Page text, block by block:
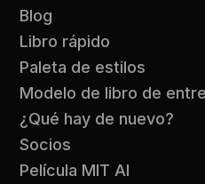
Blog
Libro rápido
Paleta de estilos
Modelo de libro de
¿Qué hay de nuevo?
Socios
Película MIT AI